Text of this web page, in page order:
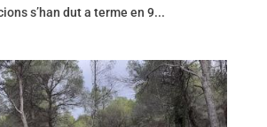
s’han dut a terme en 9...